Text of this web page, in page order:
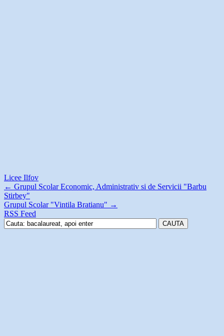
Licee Ilfov
← Grupul Scolar Economic, Administrativ si de Servicii "Barbu
Stirbey"
Grupul Scolar "Vintila Bratianu" →
RSS Feed